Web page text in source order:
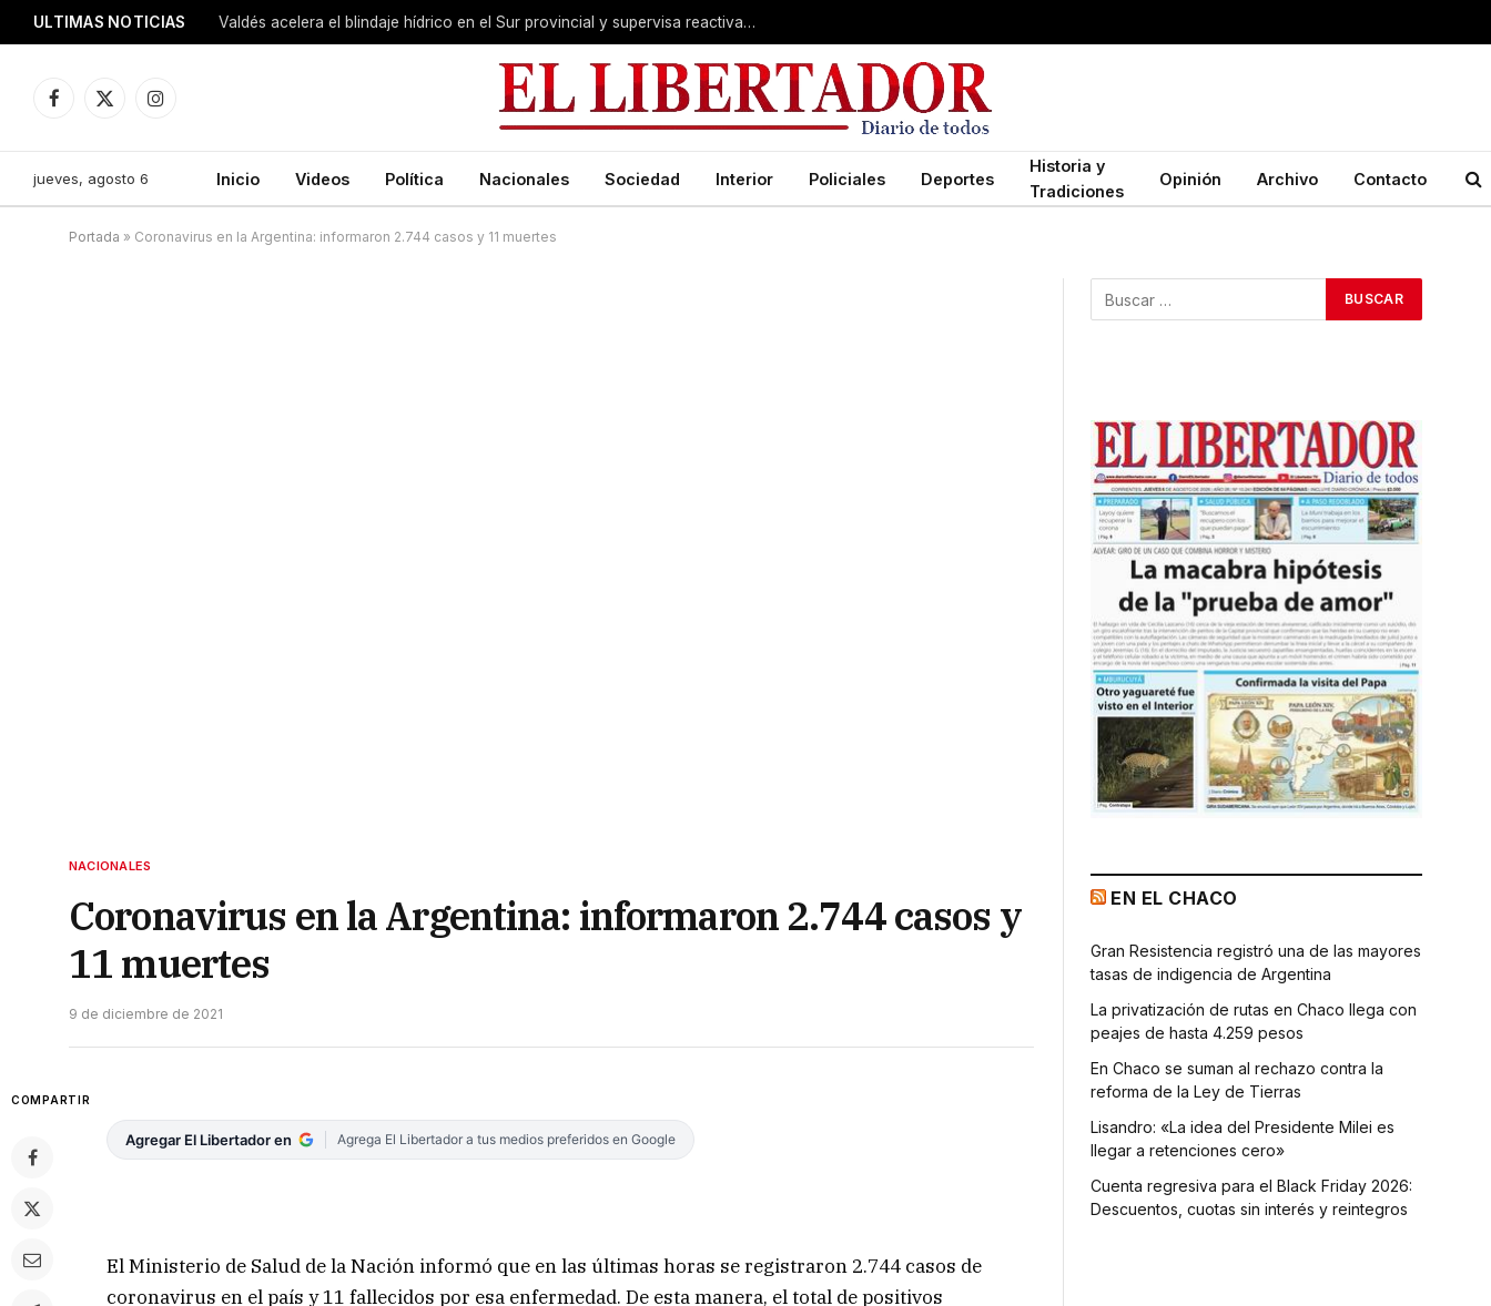
ULTIMAS NOTICIAS Valdés acelera el blindaje hídrico en el Sur provincial y supervisa reactivación de ruta
Facebook
X
Instagram
jueves, agosto 6 Inicio Videos Política Nacionales Sociedad Interior Policiales Deportes
Historia y
Tradiciones
Opinión Archivo Contacto
Portada » Coronavirus en la Argentina: informaron 2.744 casos y 11 muertes
NACIONALES
Coronavirus en la Argentina: informaron 2.744 casos y
11 muertes
9 de diciembre de 2021
COMPARTIR
Agregar El Libertador en Agrega El Libertador a tus medios preferidos en Google
El Ministerio de Salud de la Nación informó que en las últimas horas se registraron 2.744 casos de
coronavirus en el país y 11 fallecidos por esa enfermedad. De esta manera, el total de positivos
EN EL CHACO
Gran Resistencia registró una de las mayores
tasas de indigencia de Argentina
La privatización de rutas en Chaco llega con
peajes de hasta 4.259 pesos
En Chaco se suman al rechazo contra la
reforma de la Ley de Tierras
Lisandro: «La idea del Presidente Milei es
llegar a retenciones cero»
Cuenta regresiva para el Black Friday 2026:
Descuentos, cuotas sin interés y reintegros